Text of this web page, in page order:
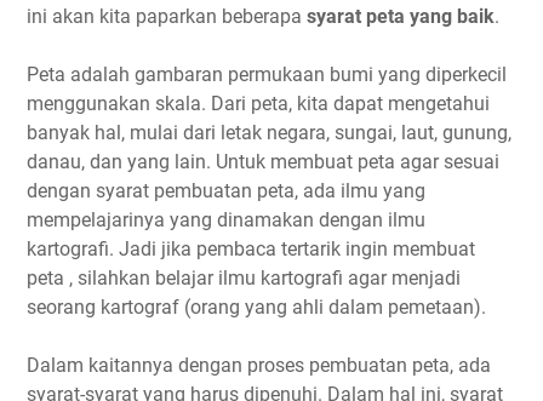
ini akan kita paparkan beberapa syarat peta yang baik.
Peta adalah gambaran permukaan bumi yang diperkecil
menggunakan skala. Dari peta, kita dapat mengetahui
banyak hal, mulai dari letak negara, sungai, laut, gunung,
danau, dan yang lain. Untuk membuat peta agar sesuai
dengan syarat pembuatan peta, ada ilmu yang
mempelajarinya yang dinamakan dengan ilmu
kartografi. Jadi jika pembaca tertarik ingin membuat
peta , silahkan belajar ilmu kartografi agar menjadi
seorang kartograf (orang yang ahli dalam pemetaan).
Dalam kaitannya dengan proses pembuatan peta, ada
syarat-syarat yang harus dipenuhi. Dalam hal ini, syarat